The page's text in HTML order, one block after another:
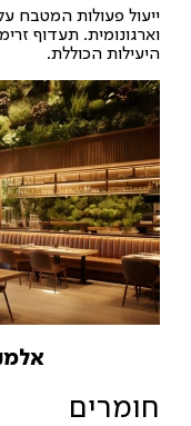
ייעול פעולות המטבח
וארגונומית. תעדוף
היעילות הכוללת.
חומרים